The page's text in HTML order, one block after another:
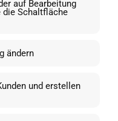
auf Bearbeitung
die Schaltfläche
ändern
und erstellen